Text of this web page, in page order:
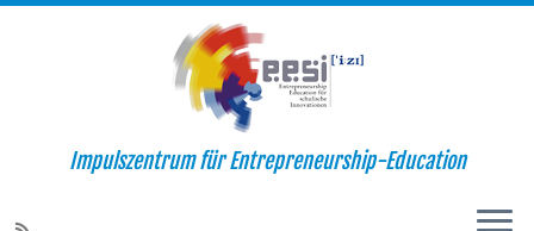
Impulszentrum für Entrepreneurship-Education